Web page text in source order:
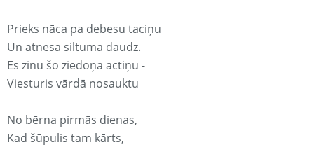
Prieks nāca pa debesu taciņu
Un atnesa siltuma daudz.
Es zinu šo ziedoņa actiņu -
Viesturis vārdā nosauktu
No bērna pirmās dienas,
Kad šūpulis tam kārts,